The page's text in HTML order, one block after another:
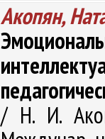
Акопян,
/ Н. И.